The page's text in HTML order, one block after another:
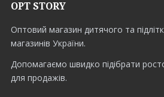
OPT STORY
Оптовий магазин дитячого та
магазинів України.
Допомагаємо швидко підібрати
для продажів.